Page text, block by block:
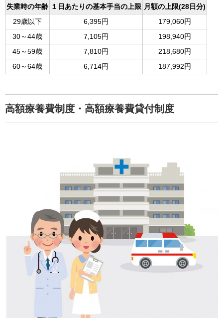
失業時の年齢 １日あたりの基本手当の上限 月額の上限(28日分)
29歳以下
6,395円
179,060円
30～44歳
7,105円
198,940円
45～59歳
7,810円
218,680円
60～64歳
6,714円 187,992円
高額療養費制度・高額療養費貸付制度